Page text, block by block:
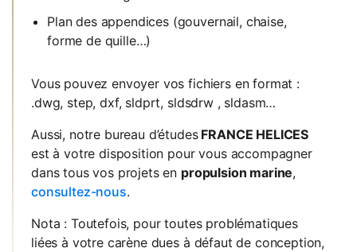
Plan des appendices (gouvernail, chaise,
forme de quille…)
Vous pouvez envoyer vos fichiers en format :
.dwg, step, dxf, sldprt, sldsdrw , sldasm…
Aussi, notre bureau d’étudesFRANCE HELICES
est à votre disposition pour vous accompagner
dans tous vos projets en propulsion marine,
consultez-nous.
Nota : Toutefois, pour toutes problématiques
liées à votre carène dues à défaut de conception,